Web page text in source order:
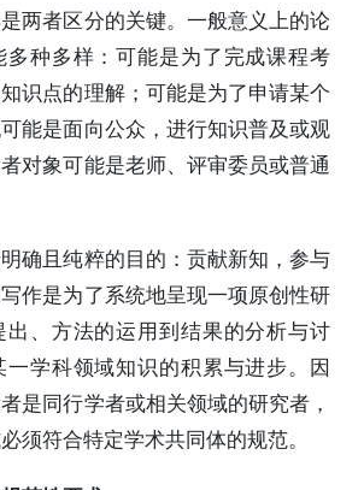
两者区分的关键。一般意义上的论
多种多样：可能是为了完成课程考
识点的理解；可能是为了申请某个
能是面向公众，进行知识普及或观
对象可能是老师、评审委员或普通
确且纯粹的目的：贡献新知，参与
作是为了系统地呈现一项原创性研
出、方法的运用到结果的分析与讨
学科领域知识的积累与进步。因
是同行学者或相关领域的研究者，
须符合特定学术共同体的规范。